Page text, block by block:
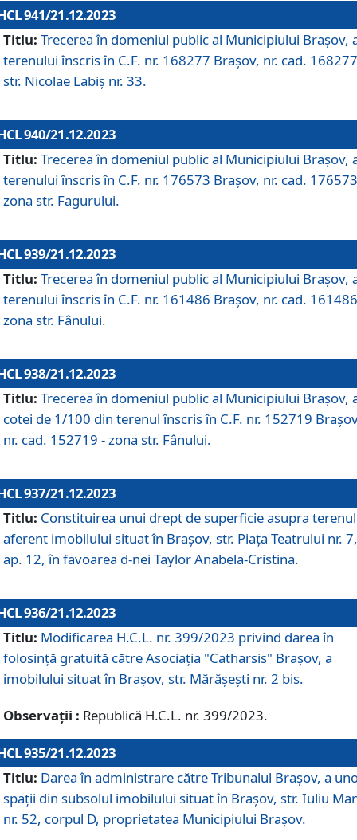
941/21.12.2023
Titlu: Trecerea în domeniul public al Municipiului Braşov,
terenului înscris în C.F. nr. 168277 Brașov, nr. cad.
str. Nicolae Labiș nr. 33.
940/21.12.2023
Titlu: Trecerea în domeniul public al Municipiului Braşov,
terenului înscris în C.F. nr. 176573 Brașov, nr. cad.
zona str. Fagurului.
939/21.12.2023
Titlu: Trecerea în domeniul public al Municipiului Braşov,
terenului înscris în C.F. nr. 161486 Brașov, nr. cad.
zona str. Fânului.
938/21.12.2023
Titlu: Trecerea în domeniul public al Municipiului Braşov,
cotei de 1/100 din terenul înscris în C.F. nr. 152719
nr. cad. 152719 - zona str. Fânului.
937/21.12.2023
Titlu: Constituirea unui drept de superficie asupra
aferent imobilului situat în Brașov, str. Piața Teatrului nr. 7,
ap. 12, în favoarea d-nei Taylor Anabela-Cristina.
936/21.12.2023
Titlu: Modificarea H.C.L. nr. 399/2023 privind darea în
folosinţă gratuită către Asociaţia "Catharsis" Brașov, a
imobilului situat în Braşov, str. Mărăşeşti nr. 2 bis.
Observații : Republică H.C.L. nr. 399/2023.
935/21.12.2023
Titlu: Darea în administrare către Tribunalul Brașov, a
spații din subsolul imobilului situat în Brașov, str. Iuliu
nr. 52, corpul D, proprietatea Municipiului Brașov.